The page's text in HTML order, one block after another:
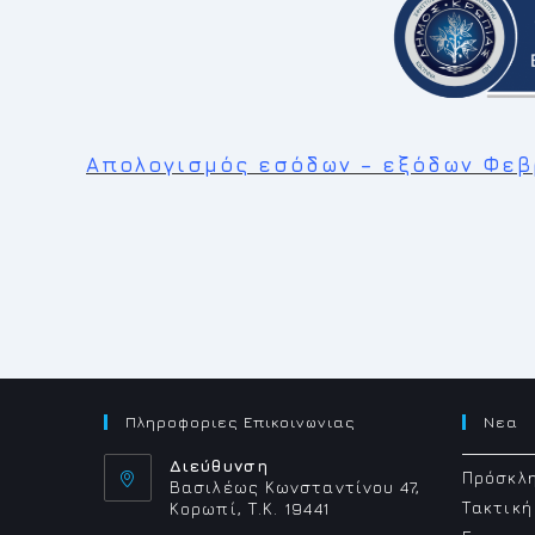
Απολογισμός εσόδων – εξόδων
Πληροφοριες Επικοινωνιας
Διεύθυνση
Βασιλέως Κωνσταντίνου 47,
Κορωπί, Τ.Κ. 19441
Νεα